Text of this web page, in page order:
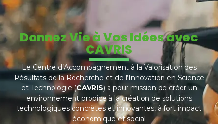
Donnez Vie à Vos Idées avec
CAVRIS
Le Centre d’Accompagnement à la Valorisation des
Résultats de la Recherche et de l’Innovation en Science
et Technologie (CAVRIS) a pour mission de créer un
environnement propice à la création de solutions
technologiques concrètes et innovantes, à fort impact
économique et social